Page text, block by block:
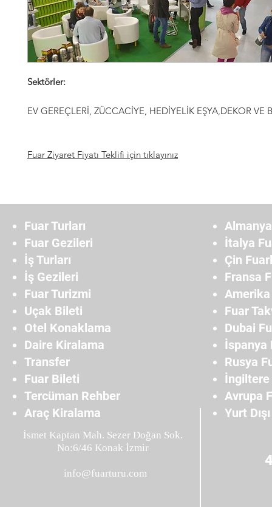
Sektörler:
EV GEREÇLERİ, ZÜCCACİYE, HEDİYELİK EŞYA,DEKOR VE
Fuar Ziyaret Fiyatı Teklifi için tıklayınız
Fuar Turları
Fuar Gezileri
İş Turları
İş Gezileri
Fuar Turizmi
Uçak Bileti
Otel Konaklama
Daire Kiralama
Transfer
Fuar Bileti
Tercüman Rehber
Araç Kiralama
İtalya
Çin
Fransa
Amerika
Fuar
Dubai
İspanya
Rusya
İngiltere
Avrupa
Yurt
İsmet Kaptan Mah. Sezer Doğan Sok.
No:6/46 Konak İzmir
info@fuarturu.com